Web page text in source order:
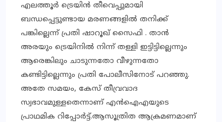
എലത്തൂർ ട്രെയിൻ തീവെപ്പുമായി
ബന്ധപ്പെട്ടുണ്ടായ മരണങ്ങളിൽ തനിക്ക്
പങ്കില്ലെന്ന് പ്രതി ഷാറൂഖ് സൈഫി . താൻ
അരയും ട്രെയിനിൽ നിന്ന് തള്ളി ഇട്ടിട്ടില്ലെന്നും
ആരെങ്കിലും ചാടുന്നതോ വീഴുന്നതോ
കണ്ടിട്ടില്ലെന്നും പ്രതി പോലീസിനോട് പറഞ്ഞു.
അതേ സമയം, കേസ് തീവ്രവാദ
സ്വഭാവമുള്ളതെന്നാണ് എന്‍ഐഎയുടെ
പ്രാഥമിക റിപ്പോര്‍ട്ട്.ആസൂത്രിത ആക്രമണമാണ്